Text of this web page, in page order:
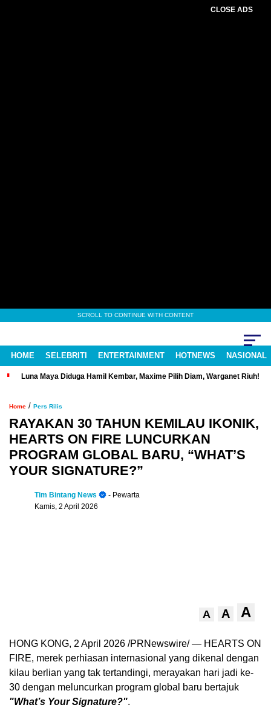
CLOSE ADS
SCROLL TO CONTINUE WITH CONTENT
HOME SELEBRITI ENTERTAINMENT HOTNEWS NASIONAL
Luna Maya Diduga Hamil Kembar, Maxime Pilih Diam, Warganet Riuh!
Home / Pers Rilis
RAYAKAN 30 TAHUN KEMILAU IKONIK,
HEARTS ON FIRE LUNCURKAN
PROGRAM GLOBAL BARU, “WHAT’S
YOUR SIGNATURE?”
Tim Bintang News
- Pewarta
Kamis, 2 April 2026
A A A
HONG KONG, 2 April 2026 /PRNewswire/ — HEARTS ON
FIRE, merek perhiasan internasional yang dikenal dengan
kilau berlian yang tak tertandingi, merayakan hari jadi ke-
30 dengan meluncurkan program global baru bertajuk
"What’s Your Signature?".